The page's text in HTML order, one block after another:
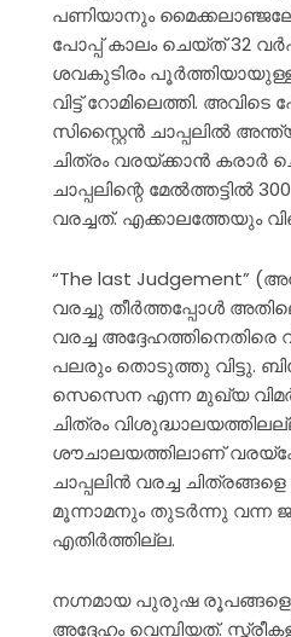
പണിയാനും
പോപ്പ് കാലം ചെയ്ത് 32
ശവകുടിരം
വിട്ട് റോമിലെത്തി.
സിസ്റ്റൈൻ ചാപ്പലിൽ
ചിത്രം വരയ്ക്കാൻ കരാർ
ചാപ്പലിന്റെ മേൽത്തട്ടിൽ
വരച്ചത്. എക്കാലത്തേയും
“The last Judgement”
വരച്ചു തീർത്തപ്പോൾ
വരച്ച
പലരും തൊടുത്തു വിട്ടു.
സെസെന എന്ന മുഖ്യ
ചിത്രം
ശൗചാലയത്തിലാണ്
ചാപ്പലിൻ വരച്ച
മൂന്നാമനും തുടർന്നു വന്ന
എതിർത്തില്ല.
നഗ്നമായ പുരുഷ രൂപങ്ങളെ
അദ്ദേഹം വെമ്പിയത്.